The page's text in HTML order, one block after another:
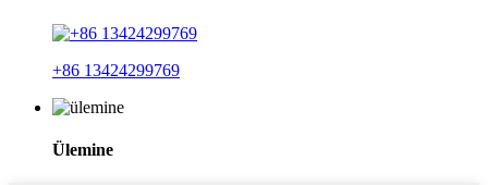
+86 13424299769
Ülemine